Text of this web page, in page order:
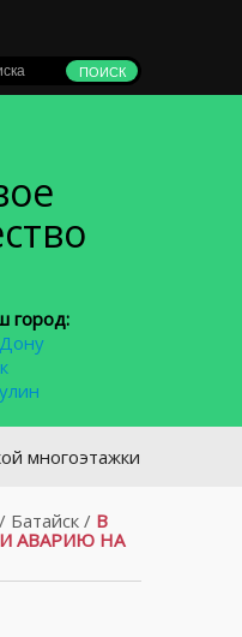
город:
было
/ Батайск / В
АВАРИЮ НА